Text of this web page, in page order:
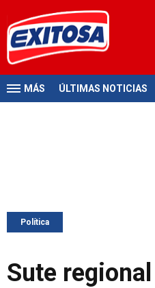
MÁS ÚLTIMAS NOTICIAS
Política
Sute